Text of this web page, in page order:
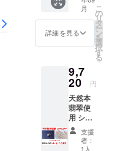
※商品写
真はサ
ンプル
になり
いた後
に制作
ますの
で、写
真と実
際の商
品で
ンプル
になり
ます。
に制作
いたし
ますの
で、写
真と実
際の商
品で
は、色
14KGF
（フッ
ク） ■
トッ
プ：横
10mm×
縦約
12mm
■全長：
約
28mm
■ジュエ
リー
ボック
月
詳細を見る
こ
の
リ
タ
ー
ン
を
選
択
す
る
9,7
20 円
天然本
翡翠使
用 シル
バー製
猫耳デ
ザイン
支援
者：
1人